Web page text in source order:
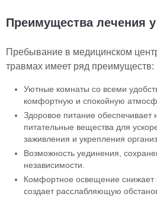
Преимущества лечения
Пребывание в медицинском
травмах имеет ряд преимуществ:
Уютные комнаты со всеми
комфортную и спокойную
Здоровое питание обеспечивает
питательные вещества для
заживления и укрепления
Возможность уединения,
независимости.
Комфортное освещение снижает
создает расслабляющую